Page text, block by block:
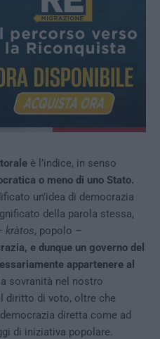
è l’indice, in senso
o meno di uno Stato.
un’idea di democrazia
della parola stessa,
kràtos, popolo –
e dunque un governo del
appartenere al
sovranità nel nostro
diritto di voto, oltre che
diretta come ad
di iniziativa popolare.